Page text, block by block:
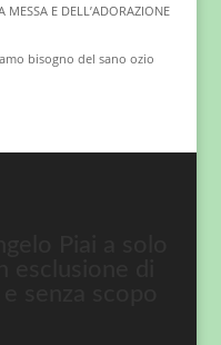
MESSA E DELL’ADORAZIONE
bisogno del sano ozio